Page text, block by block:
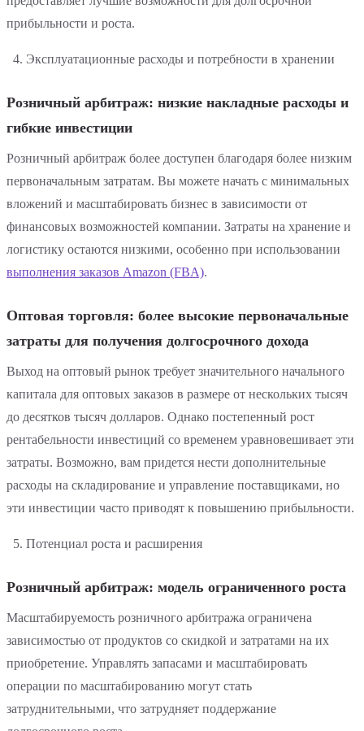
прибыльности и роста.
Эксплуатационные расходы и потребности в хранении
Розничный арбитраж: низкие накладные расходы и
гибкие инвестиции
Розничный арбитраж более доступен благодаря более низким
первоначальным затратам. Вы можете начать с минимальных
вложений и масштабировать бизнес в зависимости от
финансовых возможностей компании. Затраты на хранение и
логистику остаются низкими, особенно при использовании
выполнения заказов Amazon (FBA).
Оптовая торговля: более высокие первоначальные
затраты для получения долгосрочного дохода
Выход на оптовый рынок требует значительного начального
капитала для оптовых заказов в размере от нескольких тысяч
до десятков тысяч долларов. Однако постепенный рост
рентабельности инвестиций со временем уравновешивает эти
затраты. Возможно, вам придется нести дополнительные
расходы на складирование и управление поставщиками, но
эти инвестиции часто приводят к повышению прибыльности.
Потенциал роста и расширения
Розничный арбитраж: модель ограниченного роста
Масштабируемость розничного арбитража ограничена
зависимостью от продуктов со скидкой и затратами на их
приобретение. Управлять запасами и масштабировать
операции по масштабированию могут стать
затруднительными, что затрудняет поддержание